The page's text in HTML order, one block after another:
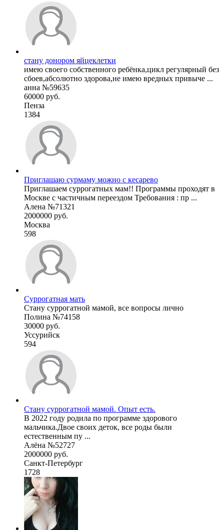
стану донором яйцеклетки
имею своего собственного ребёнка,цикл регулярный без
сбоев,абсолютно здорова,не имею вредных привыче ...
анна №59635
60000 руб.
Пенза
1384
Приглашаю сурмаму можно с кесарево
Приглашаем суррогатных мам!! Программы проходят в
Москве с частичным переездом Требования : пр ...
Алена №71321
2000000 руб.
Москва
598
Суррогатная мать
Стану суррогатной мамой, все вопросы лично
Полина №74158
30000 руб.
Уссурийск
594
Стану суррогатной мамой. Опыт есть.
В 2022 году родила по программе здорового
мальчика.Двое своих деток, все роды были
естественным пу ...
Алёна №52727
2000000 руб.
Санкт-Петербург
1728